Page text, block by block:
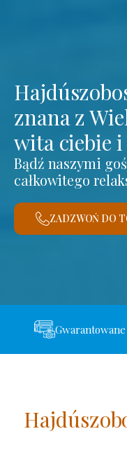
znana z
wita ciebie
Bądź naszymi
całkowitego
ZADZWOŃ DO